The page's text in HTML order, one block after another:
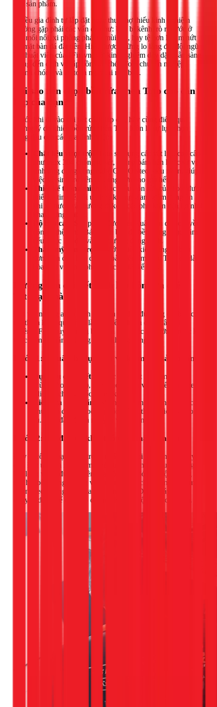
của sản phẩm.
Nhiều gia đình tự lắp đặt hoặc thuê thợ thiếu kinh nghiệm
thường gặp phải các vấn đề như: bồn bị kênh, rò rỉ nước ở
các mối nối, xi phông phát ra mùi hôi, hay tệ hơn là làm nứt
vỡ mặt bàn đá đắt tiền. Hiểu được những lo lắng đó, đội ngũ
kỹ thuật viên của 1Fix.vn, với kinh nghiệm dày dặn, sẵn sàng
mang đến dịch vụ lắp bồn rửa chén Toto chuyên nghiệp,
nhanh chóng và an toàn ngay tại nhà bạn.
Tại sao nên chọn bồn rửa chén Toto cho căn
bếp của bạn?
Trước khi đi vào chi tiết cách lắp đặt, hãy cùng điểm qua
những lý do khiến bồn rửa chén Toto luôn là sự lựa chọn
hàng đầu của các gia đình Việt:
Chất liệu vượt trội:
Toto sử dụng các vật liệu cao cấp
như inox 304 chống gỉ sét, chống bám bẩn hoặc sứ vệ
sinh ứng dụng công nghệ CeFiONtect siêu nhẵn, giúp
việc vệ sinh trở nên dễ dàng hơn bao giờ hết.
Thiết kế thông minh:
Các mẫu bồn rửa của Toto được
thiết kế tinh tế, tối ưu hóa không gian, giảm tiếng ồn
khi xả nước và thường đi kèm các phụ kiện tiện lợi như
khay đựng, thớt...
Độ bền cao:
Sản phẩm được sản xuất trên dây chuyền
công nghệ Nhật Bản, đảm bảo độ bền hàng chục năm
nếu được lắp đặt và bảo dưỡng đúng cách.
Thẩm mỹ sang trọng:
Với nhiều kiểu dáng từ bồn
đơn, bồn đôi, bồn dương bàn đến âm bàn, Toto dễ dàng
hòa hợp với mọi phong cách thiết kế bếp.
Hướng dẫn chi tiết cách lắp bồn rửa chén
Toto tại nhà
Đối với những ai có kinh nghiệm và đầy đủ dụng cụ, bạn có
thể tham khảo quy trình lắp đặt tiêu chuẩn dưới đây. Tuy
nhiên, 1Fix khuyến nghị bạn nên cân nhắc kỹ lưỡng trước khi
thực hiện để tránh những rủi ro không đáng có.
Bước 1: Chuẩn bị dụng cụ và kiểm tra sản phẩm
Dụng cụ cần thiết:
Thước dây, bút lông, máy cắt
(dùng cho mặt đá), máy khoan, tua vít, cờ lê, kìm, keo
silicone chống mốc, băng keo tan.
Kiểm tra sản phẩm:
Mở hộp, kiểm tra bồn rửa và các
phụ kiện đi kèm (bộ xi phông, ống thoát, gioăng cao
su...) có đầy đủ và nguyên vẹn không.
Bước 2: Đo đạc và khoét lỗ trên mặt bàn bếp
Đây là công đoạn quan trọng nhất, đòi hỏi sự chính xác tuyệt
đối. Đặt úp bồn rửa lên mặt bàn tại vị trí mong muốn, dùng
bút lông vẽ lại đường viền của bồn. Sau đó, vẽ một đường cắt
thứ hai bên trong đường viền đầu tiên, cách khoảng 1-2 cm
(tuân theo hướng dẫn của nhà sản xuất). Dùng máy cắt
chuyên dụng để cắt theo đường thứ hai một cách cẩn thận.